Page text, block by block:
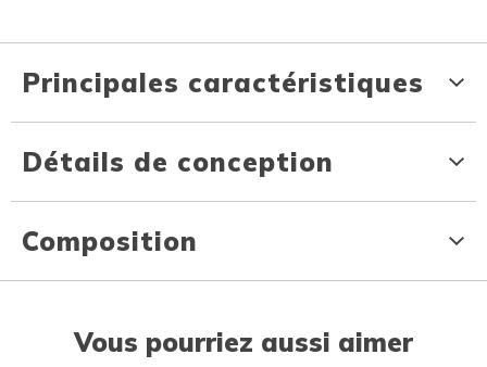
Principales caractéristiques
Détails de conception
Composition
Vous pourriez aussi aimer